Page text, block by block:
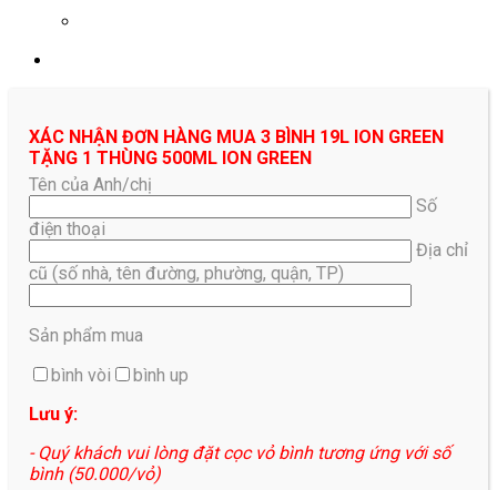
XÁC NHẬN ĐƠN HÀNG MUA 3 BÌNH 19L ION GREEN
TẶNG 1 THÙNG 500ML ION GREEN
Tên của Anh/chị
Số
điện thoại
Địa chỉ
cũ (số nhà, tên đường, phường, quận, TP)
Sản phẩm mua
bình vòi
bình up
Lưu ý:
- Quý khách vui lòng đặt cọc vỏ bình tương ứng với số
bình (50.000/vỏ)